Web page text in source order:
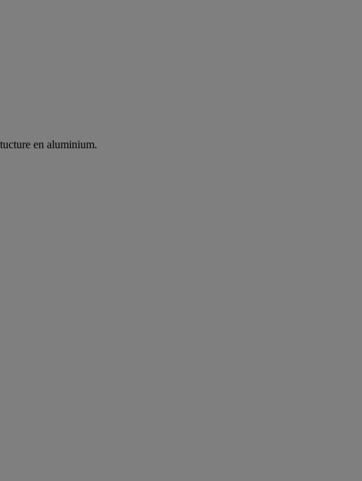
en aluminium.